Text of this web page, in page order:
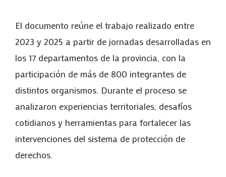
El documento reúne el trabajo realizado entre
2023 y 2025 a partir de jornadas desarrolladas en
los 17 departamentos de la provincia, con la
participación de más de 800 integrantes de
distintos organismos. Durante el proceso se
analizaron experiencias territoriales, desafíos
cotidianos y herramientas para fortalecer las
intervenciones del sistema de protección de
derechos.